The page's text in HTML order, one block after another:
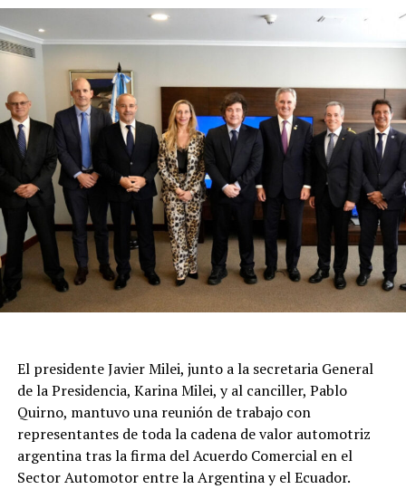
El presidente Javier Milei, junto a la secretaria General
de la Presidencia, Karina Milei, y al canciller, Pablo
Quirno, mantuvo una reunión de trabajo con
representantes de toda la cadena de valor automotriz
argentina tras la firma del Acuerdo Comercial en el
Sector Automotor entre la Argentina y el Ecuador.